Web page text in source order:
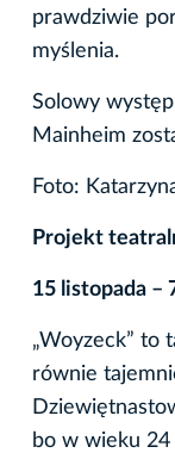
prawdziwie
myślenia.
Solowy
Mainheim
Foto:
Projekt
15 listopada –
„Woyzeck” to
równie
bo w wieku 24